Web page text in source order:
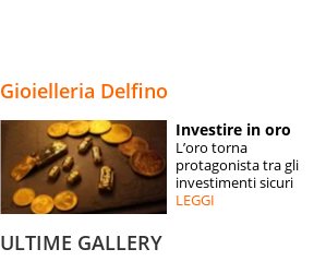
ESPERTI
CONTATTI
Gioielleria Delfino
Investire in oro
L’oro torna
protagonista tra gli
investimenti sicuri
LEGGI
ULTIME GALLERY